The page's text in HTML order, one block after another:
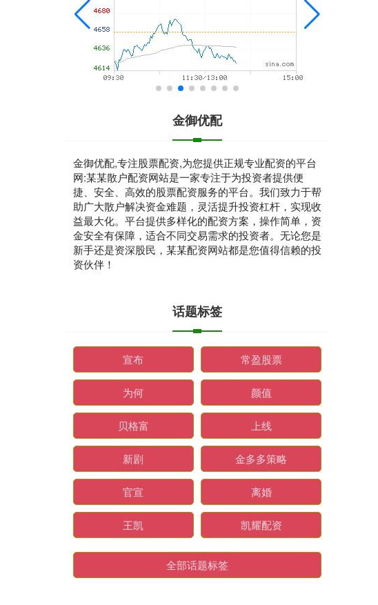
金御优配
金御优配,专注股票配资,为您提供正规专业配资的平台
网:某某散户配资网站是一家专注于为投资者提供便
捷、安全、高效的股票配资服务的平台。我们致力于帮
助广大散户解决资金难题，灵活提升投资杠杆，实现收
益最大化。平台提供多样化的配资方案，操作简单，资
金安全有保障，适合不同交易需求的投资者。无论您是
新手还是资深股民，某某配资网站都是您值得信赖的投
资伙伴！
话题标签
宣布 常盈股票
为何 颜值
贝格富 上线
新剧 金多多策略
官宣 离婚
王凯 凯耀配资
全部话题标签